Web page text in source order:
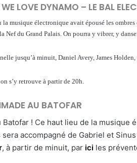
WE LOVE DYNAMO – LE BAL
musique électronique avait épousé les
Nef du Grand Palais. On pourra y vibrer, y
jusqu’à minuit, Daniel Avery, James
s’y retrouve à partir de 20h.
AU BATOFAR
Batofar ! Ce haut lieu de la musique
accompagné de Gabriel et
, à partir de minuit, par ici les